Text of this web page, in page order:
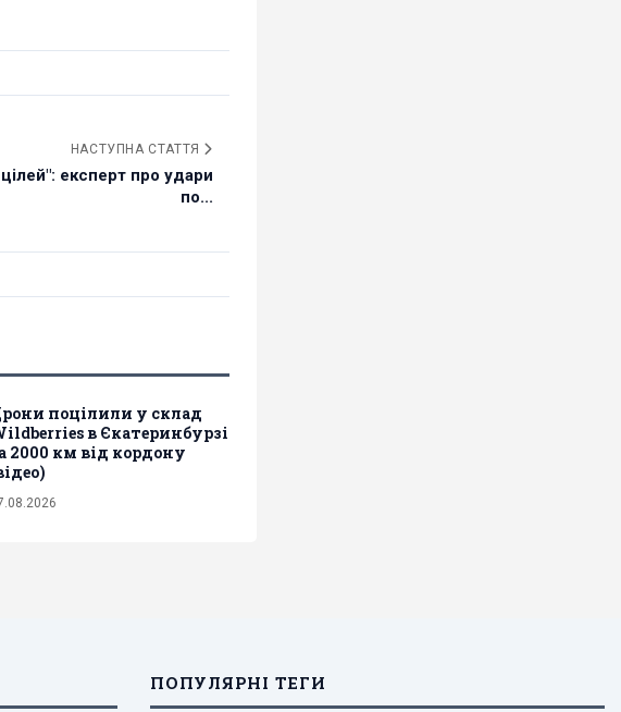
НАСТУПНА СТАТТЯ
експерт про удари
по...
поцілили у склад
в Єкатеринбурзі
2000 км від кордону
ПОПУЛЯРНІ ТЕГИ